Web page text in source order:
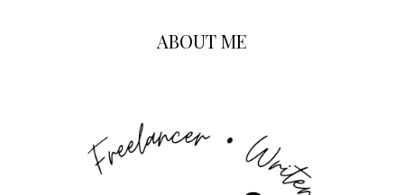
ABOUT ME